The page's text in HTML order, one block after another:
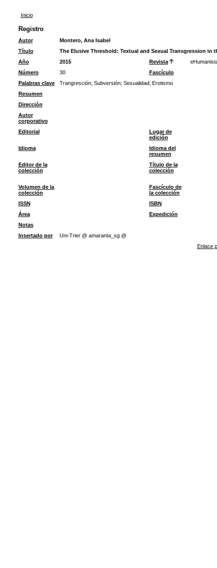
Inicio
Registro
Autor
Montero, Ana Isabel
Título
The Elusive Threshold: Textual and Sexual Transgression in
Año
2015 Revista
Número
30
Fascículo
Palabras clave
Trangresción; Subversión; Sexualidad; Erotismo
Resumen
Dirección
Autor
corporativo
Editorial
Lugar de
edición
Idioma
Idioma del
resumen
Editor de la
colección
Título de la
colección
Volumen de la
colección
Fascículo de
la colección
ISSN
ISBN
Área
Expedición
Notas
Insertado por
Uni-Trier @ amaranta_sg @
Enlace